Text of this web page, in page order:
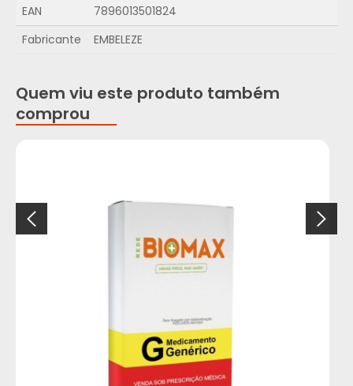
EAN
7896013501824
Fabricante
EMBELEZE
Quem viu este produto também
comprou